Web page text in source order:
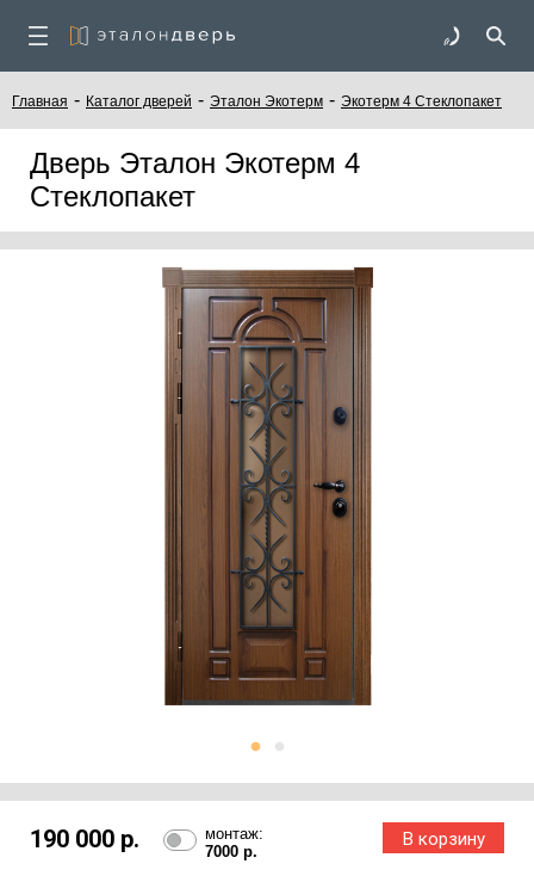
Главная - Каталог дверей - Эталон Экотерм - Экотерм 4 Стеклопакет
Дверь Эталон Экотерм 4
Стеклопакет
190 000 р.
монтаж:
7000 р.